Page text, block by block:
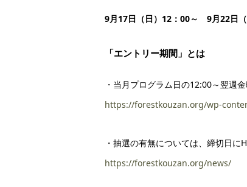
9月17日（日）12：00～ 9月22日
「エントリー期間」とは
・当月プログラム日の12:00～翌週
https://forestkouzan.org/wp-
・抽選の有無については、締切日に
https://forestkouzan.org/news/